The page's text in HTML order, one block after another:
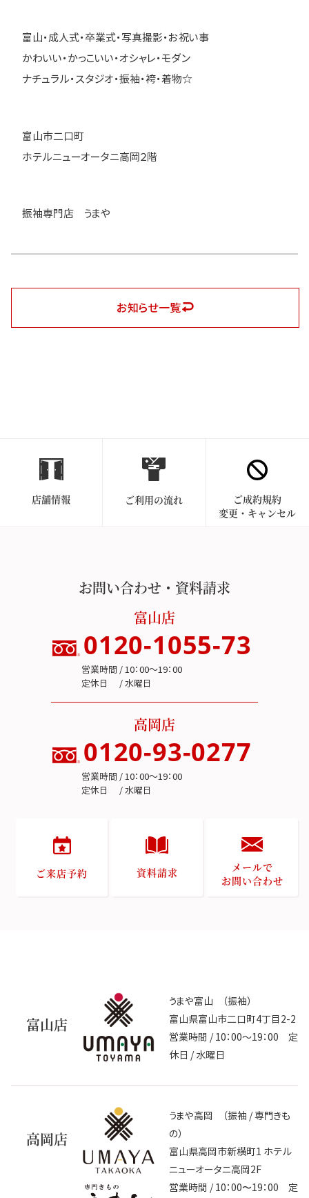
富山・成人式・卒業式・写真撮影・お祝い事
かわいい・かっこいい・オシャレ・モダン
ナチュラル・スタジオ・振袖・袴・着物☆
富山市二口町
ホテルニューオータニ高岡２階
振袖専門店 うまや
お知らせ一覧
店舗情報 ご利用の流れ
ご成約規約
変更・キャンセル
お問い合わせ・資料請求
富山店
0120-1055-73
営業時間 / 10：00～19：00
定休日 / 水曜日
高岡店
0120-93-0277
営業時間 / 10：00～19：00
定休日 / 水曜日
ご来店予約 資料請求
メールで
お問い合わせ
富山店
うまや富山 （振袖）
富山県富山市二口町4丁目2-2
営業時間 / 10：00～19：00 定
休日 / 水曜日
高岡店
うまや高岡 （振袖 / 専門きも
の）
富山県高岡市新横町1 ホテル
ニューオータニ高岡2F
営業時間 / 10：00〜19：00 定